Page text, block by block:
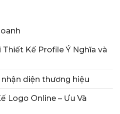
Kế Profile Ý Nghĩa và
diện thương hiệu
Logo Online – Ưu Và